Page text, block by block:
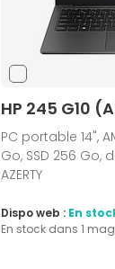
HP 245 G10
PC portable 14",
Go, SSD 256 Go,
AZERTY
Dispo web : En
En stock dans 1